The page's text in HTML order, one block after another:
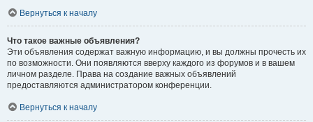
Вернуться к началу
Что такое важные объявления?
Эти объявления содержат важную информацию, и вы должны прочесть их
по возможности. Они появляются вверху каждого из форумов и в вашем
личном разделе. Права на создание важных объявлений
предоставляются администратором конференции.
Вернуться к началу